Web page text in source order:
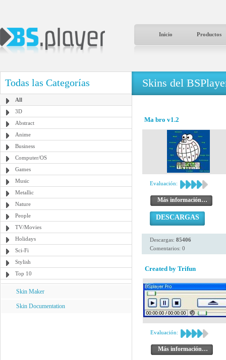
Inicio Productos
Todas las Categorías
All
3D
Abstract
Anime
Business
Computer/OS
Games
Music
Metallic
Nature
People
TV/Movies
Holidays
Sci-Fi
Stylish
Top 10
Skin Maker
Skin Documentation
Skins del
Ma bro v1.2
Evaluación:
Más información…
DESCARGAS
Descargas: 85406
Comentarios: 0
Created by Trifun
Evaluación:
Más información…